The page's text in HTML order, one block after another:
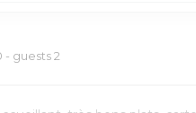
- guests 2